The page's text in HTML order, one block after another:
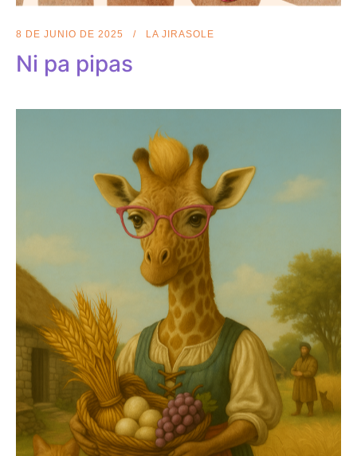
8 DE JUNIO DE 2025 LA JIRASOLE
Ni pa pipas